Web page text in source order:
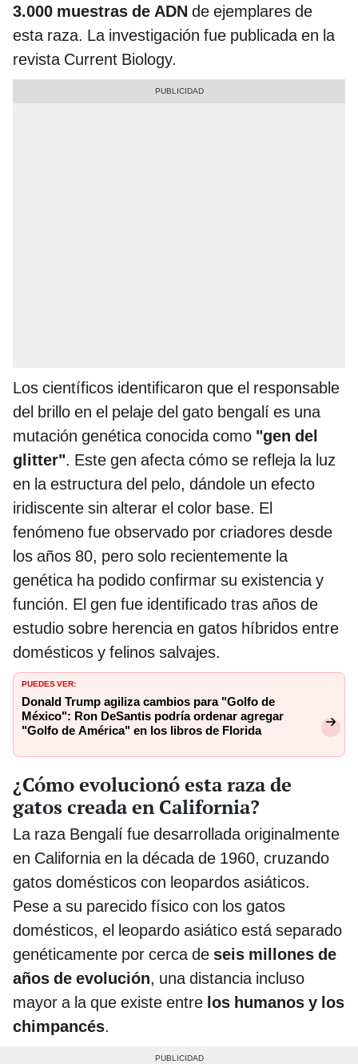
3.000 muestras de ADN de ejemplares de
esta raza. La investigación fue publicada en la
revista Current Biology.
Los científicos identificaron que el responsable
del brillo en el pelaje del gato bengalí es una
mutación genética conocida como "gen del
glitter". Este gen afecta cómo se refleja la luz
en la estructura del pelo, dándole un efecto
iridiscente sin alterar el color base. El
fenómeno fue observado por criadores desde
los años 80, pero solo recientemente la
genética ha podido confirmar su existencia y
función. El gen fue identificado tras años de
estudio sobre herencia en gatos híbridos entre
domésticos y felinos salvajes.
PUEDES VER:
Donald Trump agiliza cambios para "Golfo de
México": Ron DeSantis podría ordenar agregar
"Golfo de América" en los libros de Florida
¿Cómo evolucionó esta raza de
gatos creada en California?
La raza Bengalí fue desarrollada originalmente
en California en la década de 1960, cruzando
gatos domésticos con leopardos asiáticos.
Pese a su parecido físico con los gatos
domésticos, el leopardo asiático está separado
genéticamente por cerca de seis millones de
años de evolución, una distancia incluso
mayor a la que existe entre los humanos y los
chimpancés.